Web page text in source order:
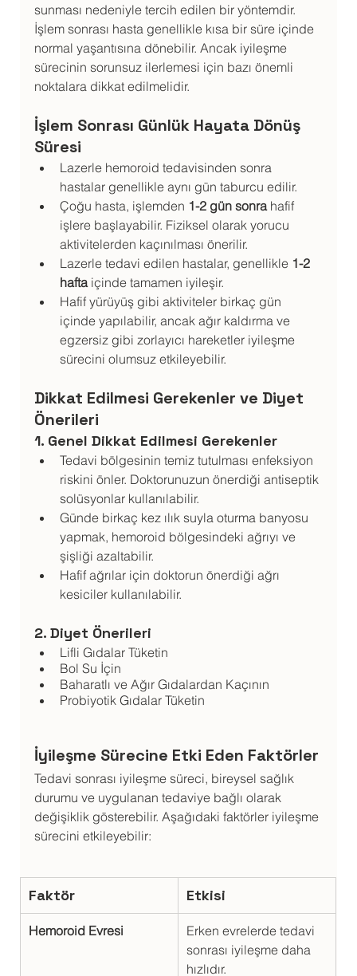
sunması nedeniyle tercih edilen bir yöntemdir.
İşlem sonrası hasta genellikle kısa bir süre içinde
normal yaşantısına dönebilir. Ancak iyileşme
sürecinin sorunsuz ilerlemesi için bazı önemli
noktalara dikkat edilmelidir.
İşlem Sonrası Günlük Hayata Dönüş
Süresi
Lazerle hemoroid tedavisinden sonra
hastalar genellikle aynı gün taburcu edilir.
Çoğu hasta, işlemden 1-2 gün sonra hafif
işlere başlayabilir. Fiziksel olarak yorucu
aktivitelerden kaçınılması önerilir.
Lazerle tedavi edilen hastalar, genellikle 1-2
hafta içinde tamamen iyileşir.
Hafif yürüyüş gibi aktiviteler birkaç gün
içinde yapılabilir, ancak ağır kaldırma ve
egzersiz gibi zorlayıcı hareketler iyileşme
sürecini olumsuz etkileyebilir.
Dikkat Edilmesi Gerekenler ve Diyet
Önerileri
1. Genel Dikkat Edilmesi Gerekenler
Tedavi bölgesinin temiz tutulması enfeksiyon
riskini önler. Doktorunuzun önerdiği antiseptik
solüsyonlar kullanılabilir.
Günde birkaç kez ılık suyla oturma banyosu
yapmak, hemoroid bölgesindeki ağrıyı ve
şişliği azaltabilir.
Hafif ağrılar için doktorun önerdiği ağrı
kesiciler kullanılabilir.
2. Diyet Önerileri
Lifli Gıdalar Tüketin
Bol Su İçin
Baharatlı ve Ağır Gıdalardan Kaçının
Probiyotik Gıdalar Tüketin
İyileşme Sürecine Etki Eden Faktörler
Tedavi sonrası iyileşme süreci, bireysel sağlık
durumu ve uygulanan tedaviye bağlı olarak
değişiklik gösterebilir. Aşağıdaki faktörler iyileşme
sürecini etkileyebilir:
Faktör Etkisi
Hemoroid Evresi
Erken evrelerde tedavi
sonrası iyileşme daha
hızlıdır.